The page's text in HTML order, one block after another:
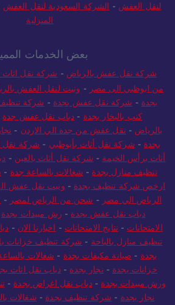
لنقل العفش - الشركة السعودية لنقل العفش
المنزلية
بعض الخدمات
شركة نقل عفش بالرياض - شركة نقل اثاث
من ابوظبي الى مصر - ونيت لنقل العفش
بجدة - شركة نقل عفش بجدة - شركة
كنب بالبخار بجدة - دباب نقل عفش جدة
بالرياض - نقل عفش من جدة الي الاردن -
بجدة - شركة نقل أثاث بأبوظبي - شركة نقل
أثاث برأس الخيمة - شركة نقل أثاث بالعين -
تنظيف منازل بجدة - شغالات بالساعة جدة -
ارخص شركة تنظيف بجدة - ونيت نقل عفش
الرياض الي مصر - شحن من الرياض لمصر -
دباب نقل عفش بجدة - رش مبيدات بجدة
الامتحانات - نتايج الامتحانات - اخبارنا الان -
تنظيف منازل بالباحة - شركة تنظيف خزانات
بجدة - صيانة مكيفات بجدة - شغالات
خزانات بجدة - نجار بجدة - دباب نقل اثاث
ورش مبيدات بجدة -دباب نقل اغراض بجدة -
نجار بجدة - شركة تنظيف بجدة - شغالات